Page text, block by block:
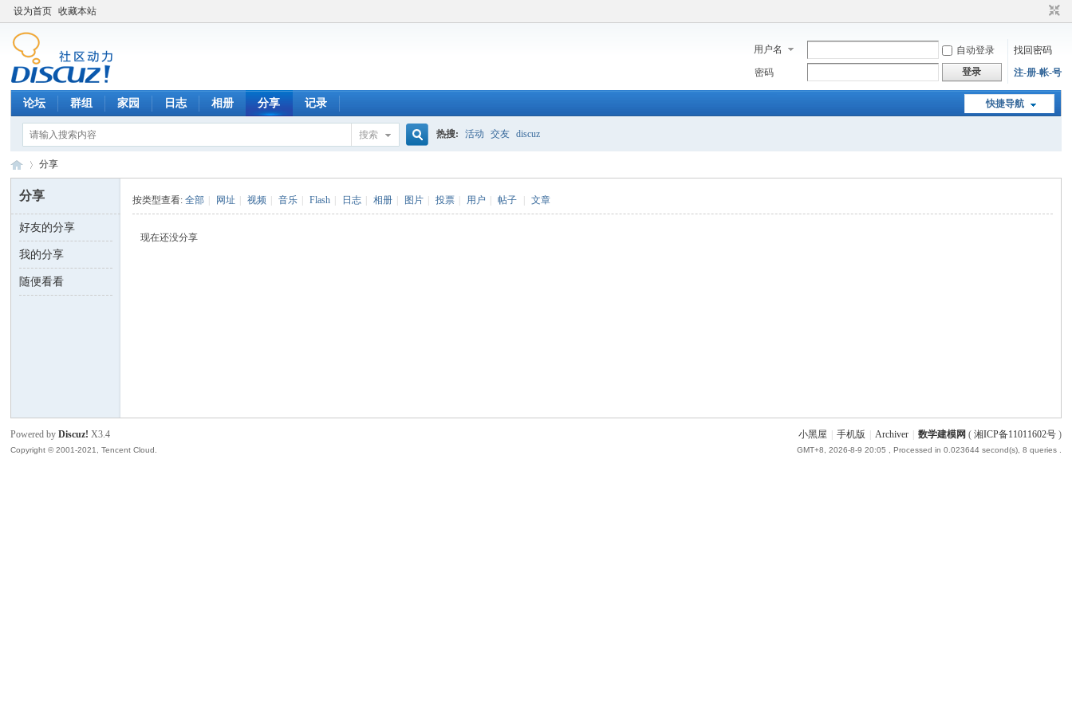
设为首页 收藏本站
用户名 自动登录
找回密码
密码
登录 注-册-帐-号
快捷导航
论坛 群组 家园 日志 相册 分享 记录
搜索 热搜: 活动 交友 discuz
数 ›
分享
分享
好友的分享
我的分享
随便看看
按类型查看:全部 网址 视频 音乐 Flash 日志 相册 图片 投票 用户 帖子 文章
现在还没分享
小黑屋 手机版 Archiver 数学建模网 ( 湘ICP备11011602号)
GMT+8, 2026-8-9 20:05 , Processed in 0.023644 second(s), 8 queries .
Powered byDiscuz! X3.4
Copyright © 2001-2021, Tencent Cloud.